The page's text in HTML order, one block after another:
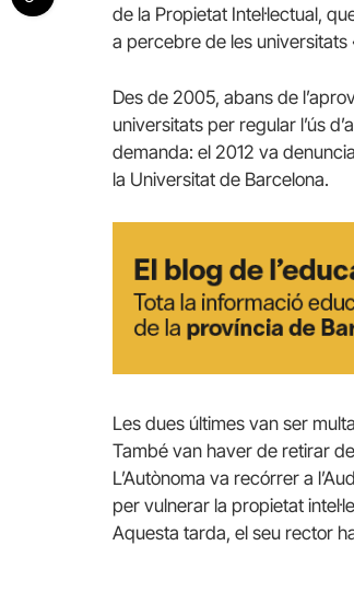
de la Propietat Intel·lectual,
a percebre de les universitats
Des de 2005, abans de
universitats per regular l’ús
demanda: el 2012 va
la Universitat de Barcelona.
Les dues últimes van ser
També van haver de retirar
L’Autònoma va recórrer a
per vulnerar la propietat
Aquesta tarda, el seu rector